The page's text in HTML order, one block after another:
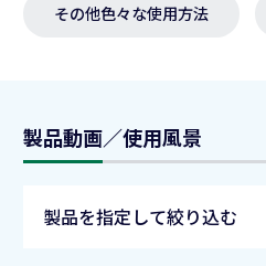
その他色々な使用方法
製品動画／使用風景
製品を指定して絞り込む